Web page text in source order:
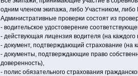
одним членом экипажа, либо Участником, либо
Административные проверки состоят из
- водительское удостоверение
- действующая лицензия водителя (на каждого
- документ, подтверждающий страхование (на
- документы, подтверждающие право
доверенность),
- полис обязательного страхования